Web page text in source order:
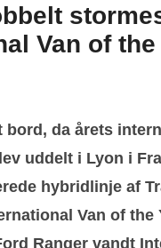
Van of the
bord, da årets
uddelt i Lyon i
hybridlinje af
Van of the
Ranger vandt